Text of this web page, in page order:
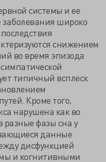
системы и ее
заболевания широко
снижением
во время эпизода
типичный всплеск
Кроме того,
нарушена как во
разные фазы сна у
данные
дисфункцией
и когнитивными